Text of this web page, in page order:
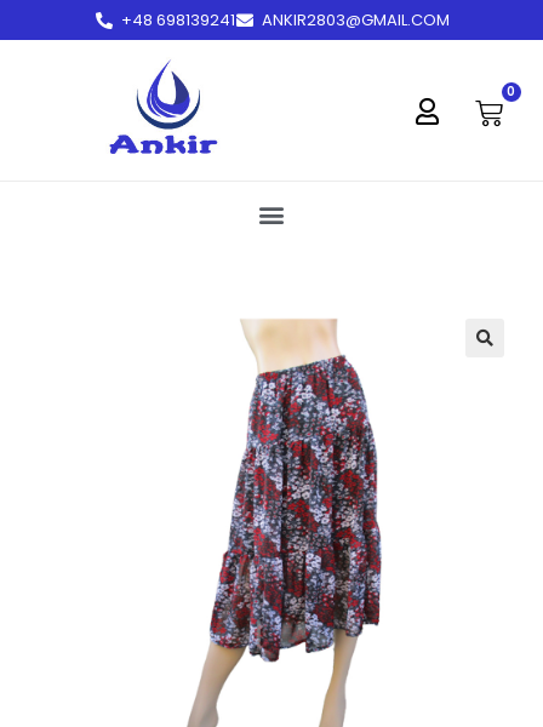
+48 698139241 ANKIR2803@GMAIL.COM
0